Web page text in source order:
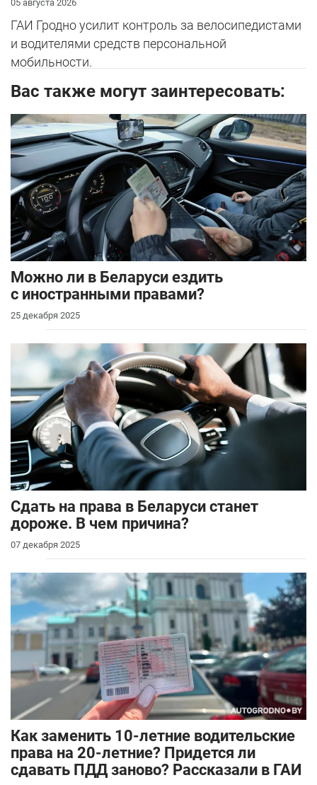
05 августа 2026
ГАИ Гродно усилит контроль за велосипедистами
и водителями средств персональной
мобильности.
Вас также могут заинтересовать:
Можно ли в Беларуси ездить
с иностранными правами?
25 декабря 2025
Сдать на права в Беларуси станет
дороже. В чем причина?
07 декабря 2025
Как заменить 10-летние водительские
права на 20-летние? Придется ли
сдавать ПДД заново? Рассказали в ГАИ